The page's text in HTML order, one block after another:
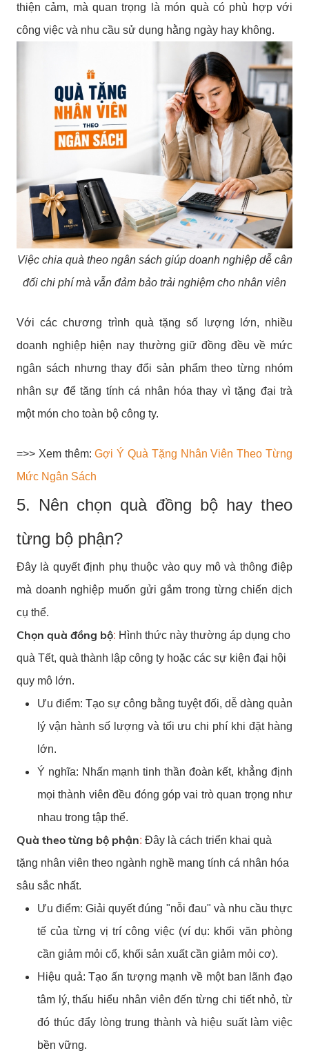
thiện cảm, mà quan trọng là món quà có phù hợp với
công việc và nhu cầu sử dụng hằng ngày hay không.
Việc chia quà theo ngân sách giúp doanh nghiệp dễ cân
đối chi phí mà vẫn đảm bảo trải nghiệm cho nhân viên
Với các chương trình quà tặng số lượng lớn, nhiều
doanh nghiệp hiện nay thường giữ đồng đều về mức
ngân sách nhưng thay đổi sản phẩm theo từng nhóm
nhân sự để tăng tính cá nhân hóa thay vì tặng đại trà
một món cho toàn bộ công ty.
=>> Xem thêm:Gợi Ý Quà Tặng Nhân Viên Theo Từng
Mức Ngân Sách
5. Nên chọn quà đồng bộ hay theo
từng bộ phận?
Đây là quyết định phụ thuộc vào quy mô và thông điệp
mà doanh nghiệp muốn gửi gắm trong từng chiến dịch
cụ thể.
Chọn quà đồng bộ: Hình thức này thường áp dụng cho
quà Tết, quà thành lập công ty hoặc các sự kiện đại hội
quy mô lớn.
Ưu điểm: Tạo sự công bằng tuyệt đối, dễ dàng quản
lý vận hành số lượng và tối ưu chi phí khi đặt hàng
lớn.
Ý nghĩa: Nhấn mạnh tinh thần đoàn kết, khẳng định
mọi thành viên đều đóng góp vai trò quan trọng như
nhau trong tập thể.
Quà theo từng bộ phận: Đây là cách triển khai quà
tặng nhân viên theo ngành nghề mang tính cá nhân hóa
sâu sắc nhất.
Ưu điểm: Giải quyết đúng "nỗi đau" và nhu cầu thực
tế của từng vị trí công việc (ví dụ: khối văn phòng
cần giảm mỏi cổ, khối sản xuất cần giảm mỏi cơ).
Hiệu quả: Tạo ấn tượng mạnh về một ban lãnh đạo
tâm lý, thấu hiểu nhân viên đến từng chi tiết nhỏ, từ
đó thúc đẩy lòng trung thành và hiệu suất làm việc
bền vững.